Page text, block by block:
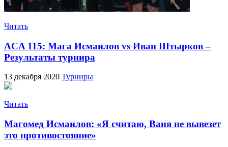
Читать
ACA 115: Мага Исмаилов vs Иван Штырков –
Результаты турнира
13 декабря 2020 Турниры
Читать
Магомед Исмаилов: «Я считаю, Ваня не вывезет
это противостояние»